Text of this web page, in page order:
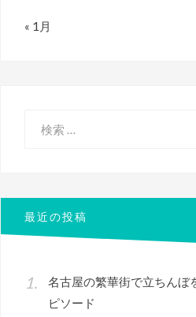
« 1月
最近の投稿
名古屋の繁華街で立ちんぼ
ピソード